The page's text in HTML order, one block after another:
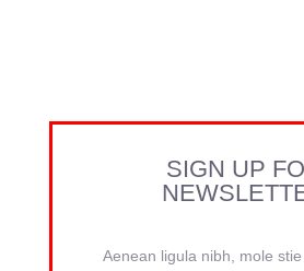
SIGN UP
Aenean ligula nibh, mole stie